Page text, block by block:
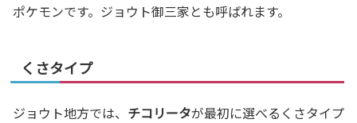
ポケモンです。ジョウト御三家とも呼ばれます。
くさタイプ
ジョウト地方では、 チコリータが最初に選べるくさタイプ